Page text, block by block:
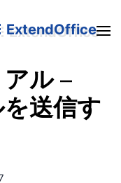
ExtendOffice
ル –
送信す